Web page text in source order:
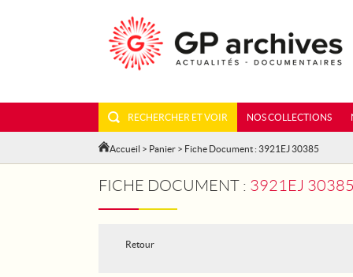
RECHERCHER ET VOIR NOS COLLECTIONS
Accueil > Panier > Fiche Document : 3921EJ 30385
FICHE DOCUMENT : 3921EJ 30385 - ESPAGNE. A
Retour